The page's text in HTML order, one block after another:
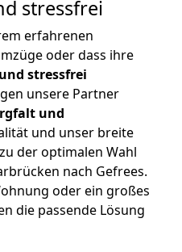
stressfrei
erfahrenen
oder dass ihre
stressfrei
unsere Partner
und
und unser breite
der optimalen Wahl
nach Gefrees.
oder ein großes
die passende Lösung